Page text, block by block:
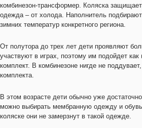
комбинезон-трансформер. Коляска
одежда – от холода. Наполнитель
зимних температур конкретного региона.
От полутора до трех лет дети проявляют
участвуют в играх, поэтому им подойдет как
комплект. В комбинезоне нигде не
комплекта.
В этом возрасте дети обычно уже
можно выбирать мембранную одежду и
коляске они не замерзнут в такой одежде.